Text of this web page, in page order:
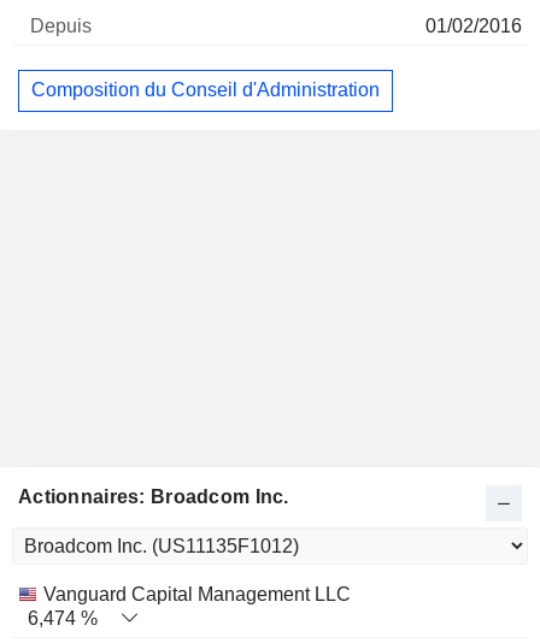
01/02/2016
Composition du Conseil d'Administration
Actionnaires: Broadcom Inc.
Nom Actions % Valorisation
Vanguard Capital Management LLC
6,474 %